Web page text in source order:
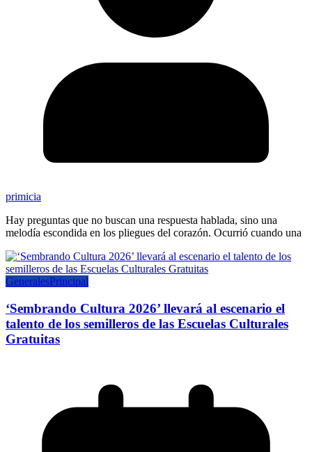
primicia
Hay preguntas que no buscan una respuesta hablada, sino una
melodía escondida en los pliegues del corazón. Ocurrió cuando una
GeneralesPrincipal
‘Sembrando Cultura 2026’ llevará al escenario el
talento de los semilleros de las Escuelas Culturales
Gratuitas